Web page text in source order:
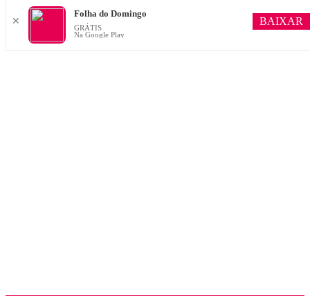
✕
Folha do Domingo
GRÁTIS
Na Google Play
BAIXAR